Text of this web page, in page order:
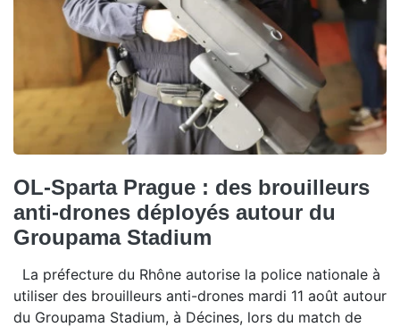
OL-Sparta Prague : des brouilleurs
anti-drones déployés autour du
Groupama Stadium
La préfecture du Rhône autorise la police nationale à
utiliser des brouilleurs anti-drones mardi 11 août autour
du Groupama Stadium, à Décines, lors du match de